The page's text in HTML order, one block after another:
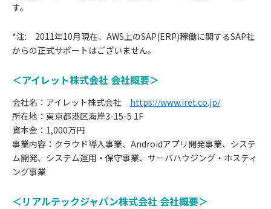
す。
*注: 2011年10月現在、AWS上のSAP(ERP)稼働に関するSAP社
からの正式サポートはございません。
＜アイレット株式会社 会社概要＞
会社名：アイレット株式会社 https://www.iret.co.jp/
所在地：東京都港区海岸3-15-5 1F
資本金：1,000万円
事業内容：クラウド導入事業、Androidアプリ開発事業、システ
ム開発、システム運用・保守事業、サーバハウジング・ホスティ
ング事業
＜リアルテックジャパン株式会社 会社概要＞